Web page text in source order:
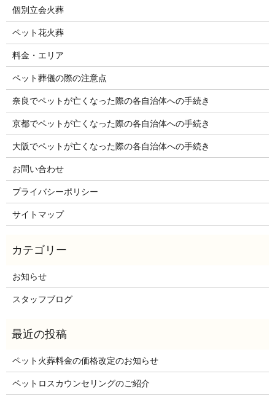
個別立会火葬
ペット花火葬
料金・エリア
ペット葬儀の際の注意点
奈良でペットが亡くなった際の各自治体への手続き
京都でペットが亡くなった際の各自治体への手続き
大阪でペットが亡くなった際の各自治体への手続き
お問い合わせ
プライバシーポリシー
サイトマップ
お知らせ
スタッフブログ
ペット火葬料金の価格改定のお知らせ
ペットロスカウンセリングのご紹介